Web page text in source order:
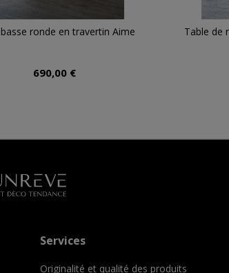
ronde en travertin Aime
690,00 €
Table de
Services
Originalité et qualité des produits